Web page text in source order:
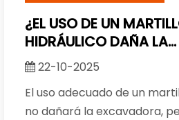
¿EL USO DE UN
HIDRÁULICO DAÑA LA
EXCAVADORA?
22-10-2025
El uso adecuado de un
no dañará la excavadora,